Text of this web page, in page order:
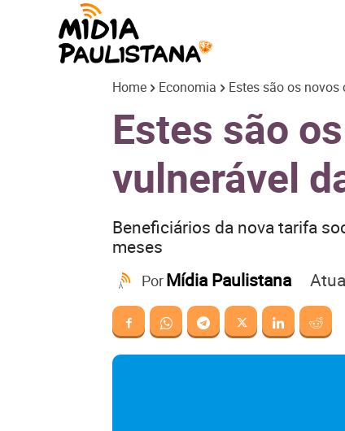
Paulistana
Home Economia Estes são os
Estes são
vulnerável
Beneficiários da nova tarifa
meses
PorMídia Paulistana